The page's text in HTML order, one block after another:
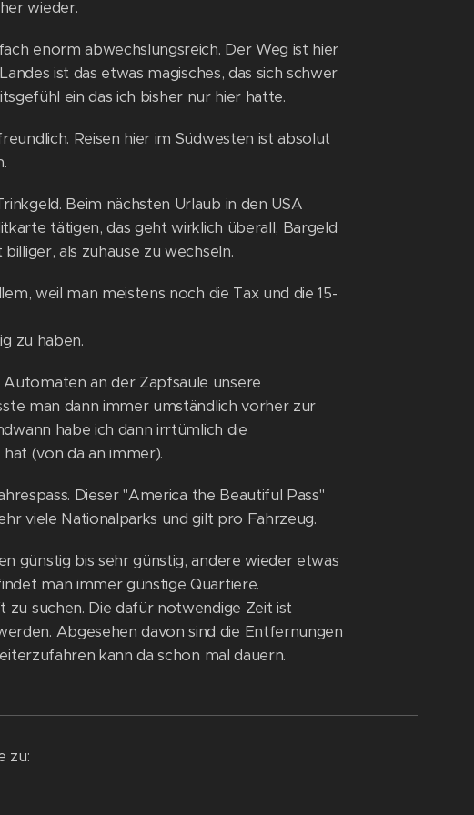
wieder.
enorm abwechslungsreich. Der Weg ist hier
ist das etwas magisches, das sich schwer
ein das ich bisher nur hier hatte.
Reisen hier im Südwesten ist absolut
Beim nächsten Urlaub in den USA
tätigen, das geht wirklich überall, Bargeld
als zuhause zu wechseln.
weil man meistens noch die Tax und die 15-
zu haben.
an der Zapfsäule unsere
man dann immer umständlich vorher zur
habe ich dann irrtümlich die
(von da an immer).
Dieser "America the Beautiful Pass"
viele Nationalparks und gilt pro Fahrzeug.
günstig bis sehr günstig, andere wieder etwas
man immer günstige Quartiere.
suchen. Die dafür notwendige Zeit ist
Abgesehen davon sind die Entfernungen
kann da schon mal dauern.
zu: